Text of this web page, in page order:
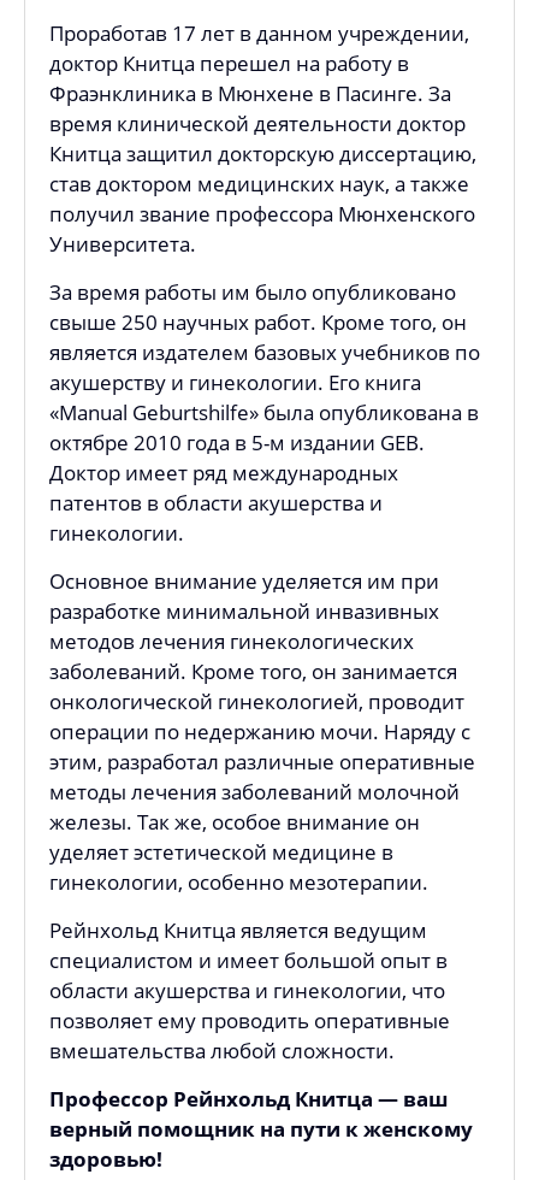
Проработав 17 лет в данном учреждении,
доктор Книтца перешел на работу в
Фраэнклиника в Мюнхене в Пасинге. За
время клинической деятельности доктор
Книтца защитил докторскую диссертацию,
став доктором медицинских наук, а также
получил звание профессора Мюнхенского
Университета.
За время работы им было опубликовано
свыше 250 научных работ. Кроме того, он
является издателем базовых учебников по
акушерству и гинекологии. Его книга
«Manual Geburtshilfe» была опубликована в
октябре 2010 года в 5-м издании GEB.
Доктор имеет ряд международных
патентов в области акушерства и
гинекологии.
Основное внимание уделяется им при
разработке минимальной инвазивных
методов лечения гинекологических
заболеваний. Кроме того, он занимается
онкологической гинекологией, проводит
операции по недержанию мочи. Наряду с
этим, разработал различные оперативные
методы лечения заболеваний молочной
железы. Так же, особое внимание он
уделяет эстетической медицине в
гинекологии, особенно мезотерапии.
Рейнхольд Книтца является ведущим
специалистом и имеет большой опыт в
области акушерства и гинекологии, что
позволяет ему проводить оперативные
вмешательства любой сложности.
Профессор Рейнхольд Книтца — ваш
верный помощник на пути к женскому
здоровью!